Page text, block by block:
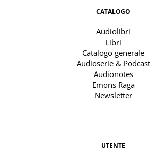
CATALOGO
Audiolibri
Libri
Catalogo generale
Audioserie & Podcast
Audionotes
Emons Raga
Newsletter
UTENTE